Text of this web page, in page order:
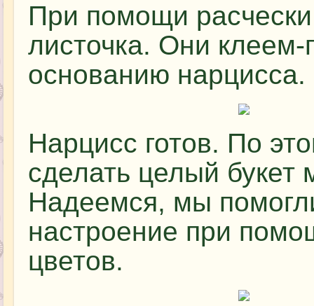
При помощи
листочка. Они клеем-
основанию нарцисса.
Нарцисс готов. По
сделать целый
Надеемся, мы
настроение при
цветов.